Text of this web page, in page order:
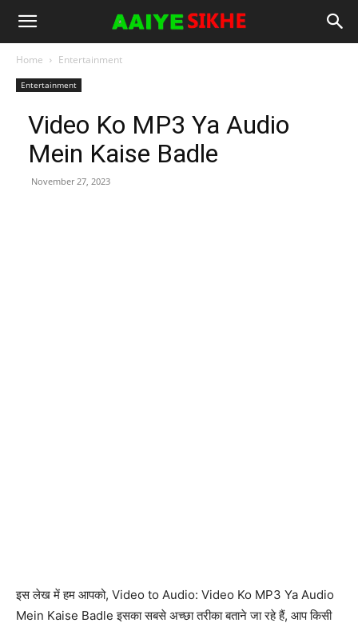
Home Entertainment
Entertainment
Video Ko MP3 Ya Audio
Mein Kaise Badle
November 27, 2023
इस लेख में हम आपको, Video to Audio: Video Ko MP3 Ya Audio
Mein Kaise Badle इसका सबसे अच्छा तरीका बताने जा रहे हैं, आप किसी